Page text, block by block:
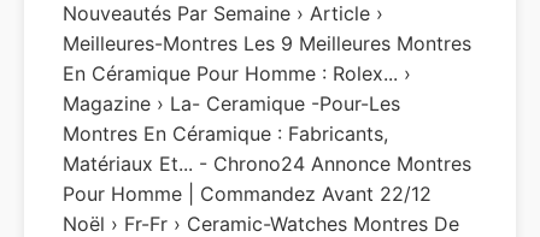
Nouveautés Par Semaine › Article ›
Meilleures-Montres Les 9 Meilleures Montres
En Céramique Pour Homme : Rolex... ›
Magazine › La- Ceramique -pour-Les
Montres En Céramique : Fabricants,
Matériaux Et... - Chrono24 Annonce Montres
Pour Homme | Commandez Avant 22/12
Noël › Fr-Fr › Ceramic-Watches Montres De